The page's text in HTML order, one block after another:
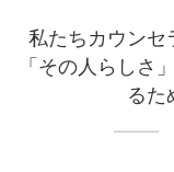
私たちカウンセ
「その人らしさ
るた